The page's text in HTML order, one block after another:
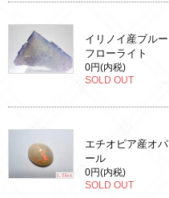
イリノイ産ブルー
フローライト
0円(内税)
SOLD OUT
エチオピア産オパ
ール
0円(内税)
SOLD OUT